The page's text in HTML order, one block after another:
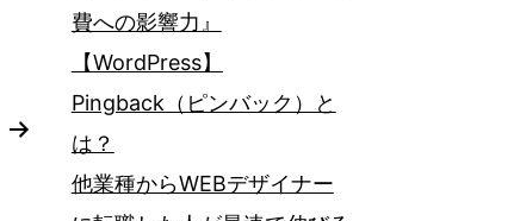
費への影響力』
【WordPress】
Pingback（ピンバック）と
は？
他業種からWEBデザイナー